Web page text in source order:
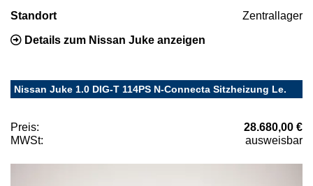
Standort Zentrallager
Details zum Nissan Juke anzeigen
Nissan Juke 1.0 DIG-T 114PS N-Connecta Sitzheizung Le.
Preis:
28.680,00 €
MWSt:
ausweisbar